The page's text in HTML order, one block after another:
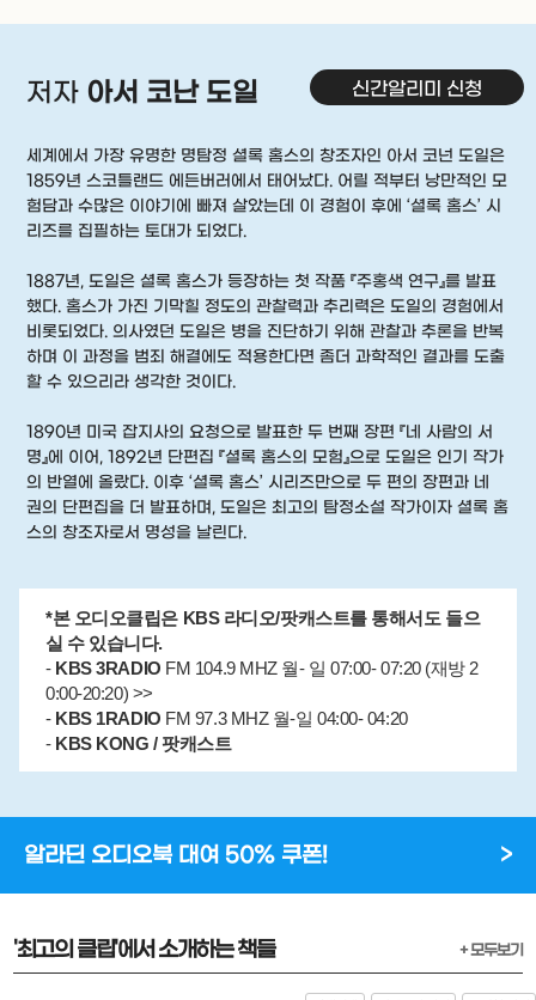
저자 아서 코난 도일 신간알리미 신청
세계에서 가장 유명한 명탐정 셜록 홈스의 창조자인 아서 코넌 도일은
1859년 스코틀랜드 에든버러에서 태어났다. 어릴 적부터 낭만적인 모
험담과 수많은 이야기에 빠져 살았는데 이 경험이 후에 ‘셜록 홈스’ 시
리즈를 집필하는 토대가 되었다.
1887년, 도일은 셜록 홈스가 등장하는 첫 작품 『주홍색 연구』를 발표
했다. 홈스가 가진 기막힐 정도의 관찰력과 추리력은 도일의 경험에서
비롯되었다. 의사였던 도일은 병을 진단하기 위해 관찰과 추론을 반복
하며 이 과정을 범죄 해결에도 적용한다면 좀더 과학적인 결과를 도출
할 수 있으리라 생각한 것이다.
1890년 미국 잡지사의 요청으로 발표한 두 번째 장편 『네 사람의 서
명』에 이어, 1892년 단편집 『셜록 홈스의 모험』으로 도일은 인기 작가
의 반열에 올랐다. 이후 ‘셜록 홈스’ 시리즈만으로 두 편의 장편과 네
권의 단편집을 더 발표하며, 도일은 최고의 탐정소설 작가이자 셜록 홈
스의 창조자로서 명성을 날린다.
*본 오디오클립은 KBS 라디오/팟캐스트를 통해서도 들으
실 수 있습니다.
- KBS 3RADIO FM 104.9 MHZ 월- 일 07:00- 07:20 (재방 2
0:00-20:20) >>
- KBS 1RADIO FM 97.3 MHZ 월-일 04:00- 04:20
- KBS KONG / 팟캐스트
알라딘 오디오북 대여 50% 쿠폰! >
'최고의 클립'에서 소개하는 책들 + 모두보기